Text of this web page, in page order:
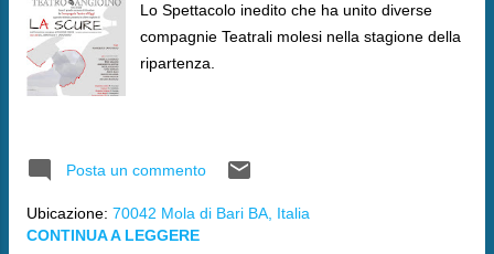
Lo Spettacolo inedito che ha unito diverse
compagnie Teatrali molesi nella stagione della
ripartenza.
Posta un commento
Ubicazione: 70042 Mola di Bari BA, Italia
CONTINUA A LEGGERE